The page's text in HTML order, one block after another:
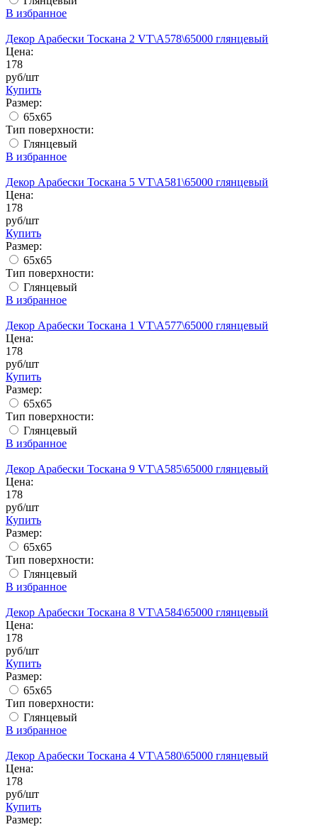
В избранное
Декор Арабески Тоскана 2 VT\A578\65000 глянцевый
Цена:
178
руб/шт
Купить
Размер:
65x65
Тип поверхности:
Глянцевый
В избранное
Декор Арабески Тоскана 5 VT\A581\65000 глянцевый
Цена:
178
руб/шт
Купить
Размер:
65x65
Тип поверхности:
Глянцевый
В избранное
Декор Арабески Тоскана 1 VT\A577\65000 глянцевый
Цена:
178
руб/шт
Купить
Размер:
65x65
Тип поверхности:
Глянцевый
В избранное
Декор Арабески Тоскана 9 VT\A585\65000 глянцевый
Цена:
178
руб/шт
Купить
Размер:
65x65
Тип поверхности:
Глянцевый
В избранное
Декор Арабески Тоскана 8 VT\A584\65000 глянцевый
Цена:
178
руб/шт
Купить
Размер:
65x65
Тип поверхности:
Глянцевый
В избранное
Декор Арабески Тоскана 4 VT\A580\65000 глянцевый
Цена:
178
руб/шт
Купить
Размер: